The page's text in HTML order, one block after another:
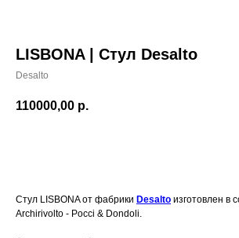
LISBONA | Стул Desalto
Desalto
110000,00 р.
Стул LISBONA от фабрики Desalto изготовлен в
Archirivolto - Pocci & Dondoli.